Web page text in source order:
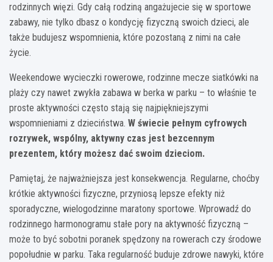
rodzinnych więzi. Gdy całą rodziną angażujecie się w sportowe
zabawy, nie tylko dbasz o kondycję fizyczną swoich dzieci, ale
także budujesz wspomnienia, które pozostaną z nimi na całe
życie.
Weekendowe wycieczki rowerowe, rodzinne mecze siatkówki na
plaży czy nawet zwykła zabawa w berka w parku – to właśnie te
proste aktywności często stają się najpiękniejszymi
wspomnieniami z dzieciństwa. W świecie pełnym cyfrowych
rozrywek, wspólny, aktywny czas jest bezcennym
prezentem, który możesz dać swoim dzieciom.
Pamiętaj, że najważniejsza jest konsekwencja. Regularne, choćby
krótkie aktywności fizyczne, przyniosą lepsze efekty niż
sporadyczne, wielogodzinne maratony sportowe. Wprowadź do
rodzinnego harmonogramu stałe pory na aktywność fizyczną –
może to być sobotni poranek spędzony na rowerach czy środowe
popołudnie w parku. Taka regularność buduje zdrowe nawyki, które